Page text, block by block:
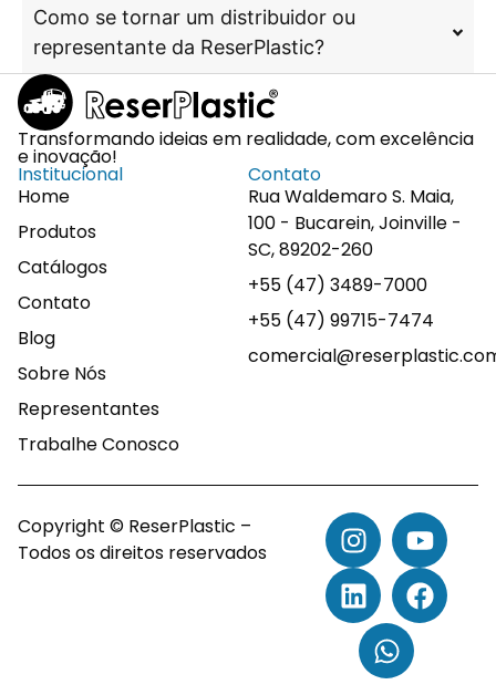
Como se tornar um distribuidor ou
representante da ReserPlastic?
Transformando ideias em realidade, com excelência
e inovação!
Institucional
Home
Produtos
Catálogos
Contato
Blog
Sobre Nós
Representantes
Trabalhe Conosco
Contato
Rua Waldemaro S. Maia,
100 - Bucarein, Joinville -
SC, 89202-260
+55 (47) 3489-7000
+55 (47) 99715-7474
Copyright © ReserPlastic –
Todos os direitos reservados